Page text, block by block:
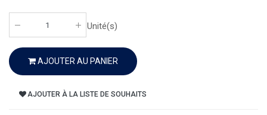
Unité(s)
AJOUTER AU PANIER
AJOUTER À LA LISTE DE SOUHAITS